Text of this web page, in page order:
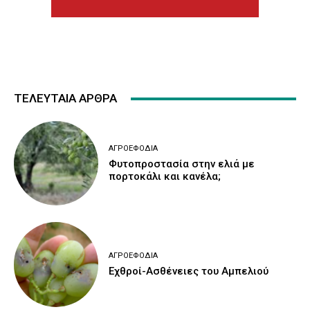
ΤΕΛΕΥΤΑΙΑ ΑΡΘΡΑ
ΑΓΡΟΕΦΌΔΙΑ
Φυτοπροστασία στην ελιά με
πορτοκάλι και κανέλα;
ΑΓΡΟΕΦΌΔΙΑ
Εχθροί-Ασθένειες του Αμπελιού